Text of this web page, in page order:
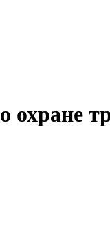
охране